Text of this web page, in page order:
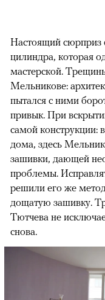
Настоящий сюрприз
цилиндра, которая
мастерской.
Мельникове:
пытался с ними
привык. При
самой конструкции:
дома, здесь
зашивки, дающей
проблемы.
решили его же
дощатую зашивку.
Тютчева не
снова.